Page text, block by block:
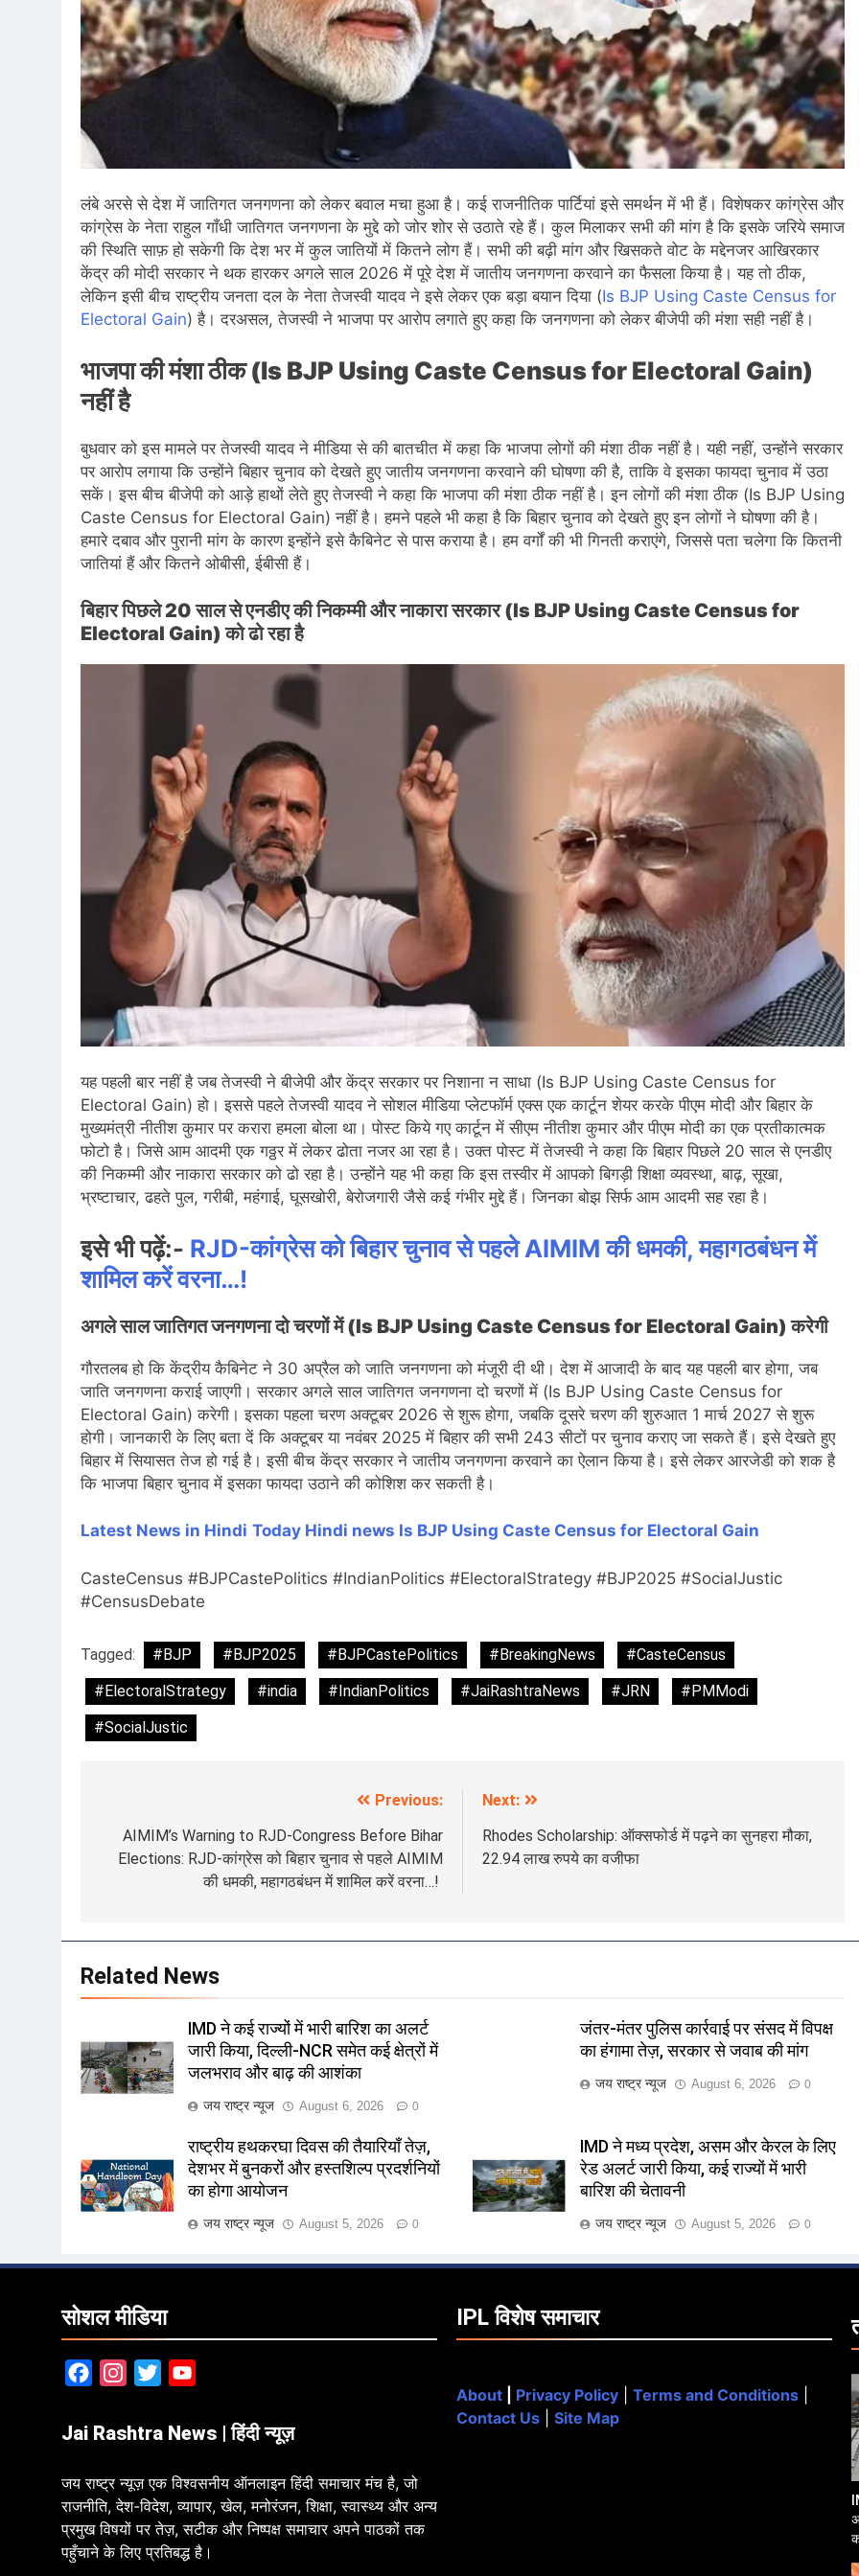
लंबे अरसे से देश में जातिगत जनगणना को लेकर बवाल मचा हुआ है। कई राजनीतिक पार्टियां इसे समर्थन में भी हैं। विशेषकर कांग्रेस और
कांग्रेस के नेता राहुल गाँधी जातिगत जनगणना के मुद्दे को जोर शोर से उठाते रहे हैं। कुल मिलाकर सभी की मांग है कि इसके जरिये समाज
की स्थिति साफ़ हो सकेगी कि देश भर में कुल जातियों में कितने लोग हैं। सभी की बढ़ी मांग और खिसकते वोट के मद्देनजर आखिरकार
केंद्र की मोदी सरकार ने थक हारकर अगले साल 2026 में पूरे देश में जातीय जनगणना करवाने का फैसला किया है। यह तो ठीक,
लेकिन इसी बीच राष्ट्रीय जनता दल के नेता तेजस्वी यादव ने इसे लेकर एक बड़ा बयान दिया (Is BJP Using Caste Census for
Electoral Gain) है। दरअसल, तेजस्वी ने भाजपा पर आरोप लगाते हुए कहा कि जनगणना को लेकर बीजेपी की मंशा सही नहीं है।
भाजपा की मंशा ठीक (Is BJP Using Caste Census for Electoral Gain)
नहीं है
बुधवार को इस मामले पर तेजस्वी यादव ने मीडिया से की बातचीत में कहा कि भाजपा लोगों की मंशा ठीक नहीं है। यही नहीं, उन्होंने सरकार
पर आरोप लगाया कि उन्होंने बिहार चुनाव को देखते हुए जातीय जनगणना करवाने की घोषणा की है, ताकि वे इसका फायदा चुनाव में उठा
सकें। इस बीच बीजेपी को आड़े हाथों लेते हुए तेजस्वी ने कहा कि भाजपा की मंशा ठीक नहीं है। इन लोगों की मंशा ठीक (Is BJP Using
Caste Census for Electoral Gain) नहीं है। हमने पहले भी कहा है कि बिहार चुनाव को देखते हुए इन लोगों ने घोषणा की है।
हमारे दबाव और पुरानी मांग के कारण इन्होंने इसे कैबिनेट से पास कराया है। हम वर्गों की भी गिनती कराएंगे, जिससे पता चलेगा कि कितनी
जातियां हैं और कितने ओबीसी, ईबीसी हैं।
बिहार पिछले 20 साल से एनडीए की निकम्मी और नाकारा सरकार (Is BJP Using Caste Census for
Electoral Gain) को ढो रहा है
यह पहली बार नहीं है जब तेजस्वी ने बीजेपी और केंद्र सरकार पर निशाना न साधा (Is BJP Using Caste Census for
Electoral Gain) हो। इससे पहले तेजस्वी यादव ने सोशल मीडिया प्लेटफॉर्म एक्स एक कार्टून शेयर करके पीएम मोदी और बिहार के
मुख्यमंत्री नीतीश कुमार पर करारा हमला बोला था। पोस्ट किये गए कार्टून में सीएम नीतीश कुमार और पीएम मोदी का एक प्रतीकात्मक
फोटो है। जिसे आम आदमी एक गठ्ठर में लेकर ढोता नजर आ रहा है। उक्त पोस्ट में तेजस्वी ने कहा कि बिहार पिछले 20 साल से एनडीए
की निकम्मी और नाकारा सरकार को ढो रहा है। उन्होंने यह भी कहा कि इस तस्वीर में आपको बिगड़ी शिक्षा व्यवस्था, बाढ़, सूखा,
भ्रष्टाचार, ढहते पुल, गरीबी, महंगाई, घूसखोरी, बेरोजगारी जैसे कई गंभीर मुद्दे हैं। जिनका बोझ सिर्फ आम आदमी सह रहा है।
इसे भी पढ़ें:- RJD-कांग्रेस को बिहार चुनाव से पहले AIMIM की धमकी, महागठबंधन में
शामिल करें वरना…!
अगले साल जातिगत जनगणना दो चरणों में (Is BJP Using Caste Census for Electoral Gain) करेगी
गौरतलब हो कि केंद्रीय कैबिनेट ने 30 अप्रैल को जाति जनगणना को मंजूरी दी थी। देश में आजादी के बाद यह पहली बार होगा, जब
जाति जनगणना कराई जाएगी। सरकार अगले साल जातिगत जनगणना दो चरणों में (Is BJP Using Caste Census for
Electoral Gain) करेगी। इसका पहला चरण अक्टूबर 2026 से शुरू होगा, जबकि दूसरे चरण की शुरुआत 1 मार्च 2027 से शुरू
होगी। जानकारी के लिए बता दें कि अक्टूबर या नवंबर 2025 में बिहार की सभी 243 सीटों पर चुनाव कराए जा सकते हैं। इसे देखते हुए
बिहार में सियासत तेज हो गई है। इसी बीच केंद्र सरकार ने जातीय जनगणना करवाने का ऐलान किया है। इसे लेकर आरजेडी को शक है
कि भाजपा बिहार चुनाव में इसका फायदा उठाने की कोशिश कर सकती है।
Latest News in Hindi Today Hindi news Is BJP Using Caste Census for Electoral Gain
CasteCensus #BJPCastePolitics #IndianPolitics #ElectoralStrategy #BJP2025 #SocialJustic
#CensusDebate
Tagged: #BJP #BJP2025 #BJPCastePolitics #BreakingNews
#CasteCensus
#ElectoralStrategy
#india #IndianPolitics #JaiRashtraNews #JRN
#PMModi
#SocialJustic
navigation
Previous:
AIMIM’s Warning to RJD-Congress Before Bihar
Elections: RJD-कांग्रेस को बिहार चुनाव से पहले AIMIM
की धमकी, महागठबंधन में शामिल करें वरना…!
Next:
Rhodes Scholarship: ऑक्सफोर्ड में पढ़ने का सुनहरा मौका,
22.94 लाख रुपये का वजीफा
Related News
IMD ने कई राज्यों में भारी बारिश का अलर्ट
जारी किया, दिल्ली-NCR समेत कई क्षेत्रों में
जलभराव और बाढ़ की आशंका
जय राष्ट्र न्यूज August 6, 2026 0
जंतर-मंतर पुलिस कार्रवाई पर संसद में विपक्ष
का हंगामा तेज़, सरकार से जवाब की मांग
जय राष्ट्र न्यूज August 6, 2026 0
राष्ट्रीय हथकरघा दिवस की तैयारियाँ तेज़,
देशभर में बुनकरों और हस्तशिल्प प्रदर्शनियों
का होगा आयोजन
जय राष्ट्र न्यूज August 5, 2026 0
IMD ने मध्य प्रदेश, असम और केरल के लिए
रेड अलर्ट जारी किया, कई राज्यों में भारी
बारिश की चेतावनी
जय राष्ट्र न्यूज August 5, 2026 0
सोशल मीडिया
FacebookInstagram
Twitter
Jai Rashtra News | हिंदी न्यूज़
जय राष्ट्र न्यूज़ एक विश्वसनीय ऑनलाइन हिंदी समाचार मंच है, जो
राजनीति, देश-विदेश, व्यापार, खेल, मनोरंजन, शिक्षा, स्वास्थ्य और अन्य
प्रमुख विषयों पर तेज़, सटीक और निष्पक्ष समाचार अपने पाठकों तक
पहुँचाने के लिए प्रतिबद्ध है।
IPL विशेष समाचार
About Privacy Policy Terms and Conditions
Contact Us
Site Map